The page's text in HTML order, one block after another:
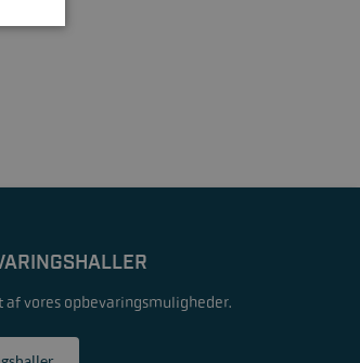
af vores opbevaringsmuligheder.